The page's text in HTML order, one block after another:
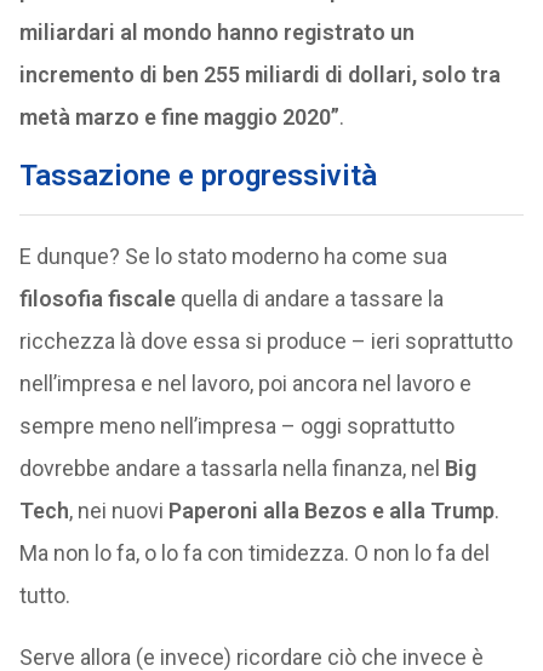
miliardari al mondo hanno registrato un
incremento di ben 255 miliardi di dollari, solo tra
metà marzo e fine maggio 2020”.
Tassazione e progressività
E dunque? Se lo stato moderno ha come sua
filosofia fiscalequella di andare a tassare la
ricchezza là dove essa si produce – ieri soprattutto
nell’impresa e nel lavoro, poi ancora nel lavoro e
sempre meno nell’impresa – oggi soprattutto
dovrebbe andare a tassarla nella finanza, nel Big
Tech, nei nuovi Paperoni alla Bezos e alla Trump.
Ma non lo fa, o lo fa con timidezza. O non lo fa del
tutto.
Serve allora (e invece) ricordare ciò che invece è